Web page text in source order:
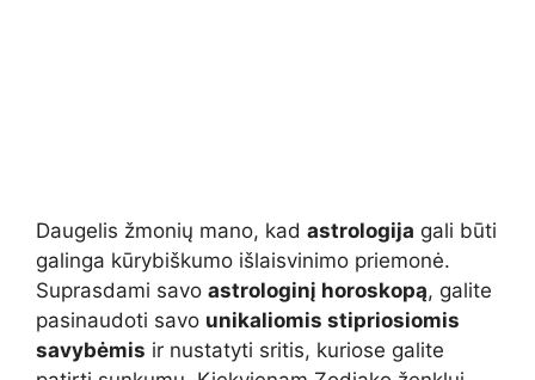
Daugelis žmonių mano, kad astrologija gali būti
galinga kūrybiškumo išlaisvinimo priemonė.
Suprasdami savo astrologinį horoskopą, galite
pasinaudoti savo unikaliomis stipriosiomis
savybėmis ir nustatyti sritis, kuriose galite